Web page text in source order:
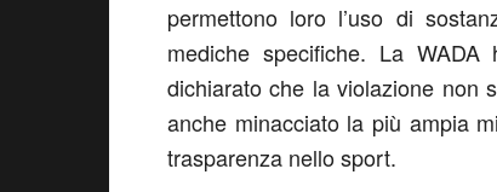
permettono loro l’uso di
mediche specifiche. La
dichiarato che la violazione non
anche minacciato la più ampia
trasparenza nello sport.